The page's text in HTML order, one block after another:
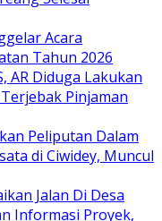
Acara
Tahun 2026
AR Diduga Lakukan
Pinjaman
Peliputan Dalam
di Ciwidey, Muncul
Jalan Di Desa
Informasi Proyek,